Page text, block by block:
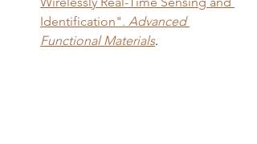
Identification". Advanced
Functional Materials.